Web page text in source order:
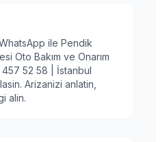
ile Pendik
Oto Bakım ve Onarım
52 58 | İstanbul
Arizanizi anlatin,
alin.